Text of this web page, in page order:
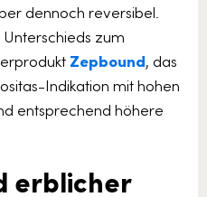
dennoch reversibel.
zum
Zepbound, das
Indikation mit hohen
entsprechend höhere
erblicher